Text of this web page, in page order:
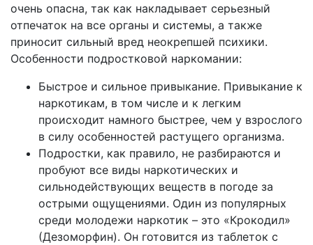
очень опасна, так как накладывает серьезный
отпечаток на все органы и системы, а также
приносит сильный вред неокрепшей психики.
Особенности подростковой наркомании:
Быстрое и сильное привыкание. Привыкание к
наркотикам, в том числе и к легким
происходит намного быстрее, чем у взрослого
в силу особенностей растущего организма.
Подростки, как правило, не разбираются и
пробуют все виды наркотических и
сильнодействующих веществ в погоде за
острыми ощущениями. Один из популярных
среди молодежи наркотик – это «Крокодил»
(Дезоморфин). Он готовится из таблеток с